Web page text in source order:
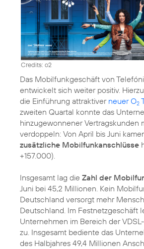
Credits: o2
Das Mobilfunkgeschäft von
entwickelt sich weiter positiv.
die Einführung attraktiver neuer O2
zweiten Quartal konnte das
hinzugewonnener Vertragskunden
verdoppeln: Von April bis Juni
zusätzliche Mobilfunkanschlüsse
+157.000).
Insgesamt lag die Zahl der
Juni bei 45,2 Millionen. Kein
Deutschland versorgt mehr
Deutschland. Im Festnetzgeschäft
Unternehmen im Bereich der
zu. Insgesamt bediente das
des Halbjahres 49,4 Millionen